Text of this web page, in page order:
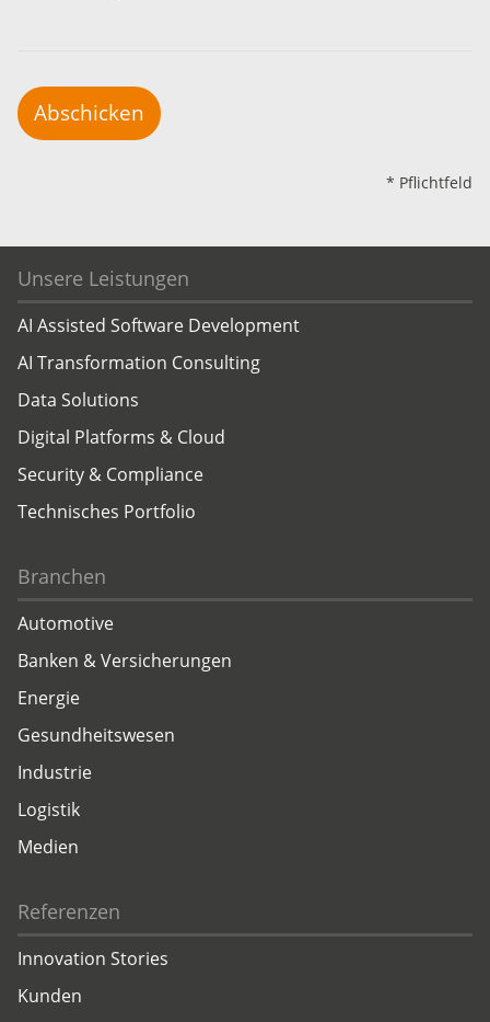
Abschicken
* Pflichtfeld
Unsere Leistungen
AI Assisted Software Development
AI Transformation Consulting
Data Solutions
Digital Platforms & Cloud
Security & Compliance
Technisches Portfolio
Branchen
Automotive
Banken & Versicherungen
Energie
Gesundheitswesen
Industrie
Logistik
Medien
Referenzen
Innovation Stories
Kunden